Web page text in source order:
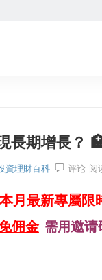
長期增長？
資理財百科 评论 阅
月最新專屬限
佣金 需用邀请